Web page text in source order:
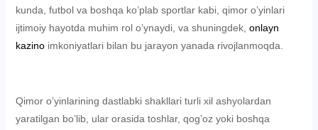
kunda, futbol va boshqa ko’plab sportlar kabi, qimor o’yinlari
ijtimoiy hayotda muhim rol o’ynaydi, va shuningdek, onlayn
kazinoimkoniyatlari bilan bu jarayon yanada rivojlanmoqda.
Qimor o’yinlarining dastlabki shakllari turli xil ashyolardan
yaratilgan bo’lib, ular orasida toshlar, qog’oz yoki boshqa